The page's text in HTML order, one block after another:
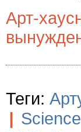
Арт-
Теги:
|